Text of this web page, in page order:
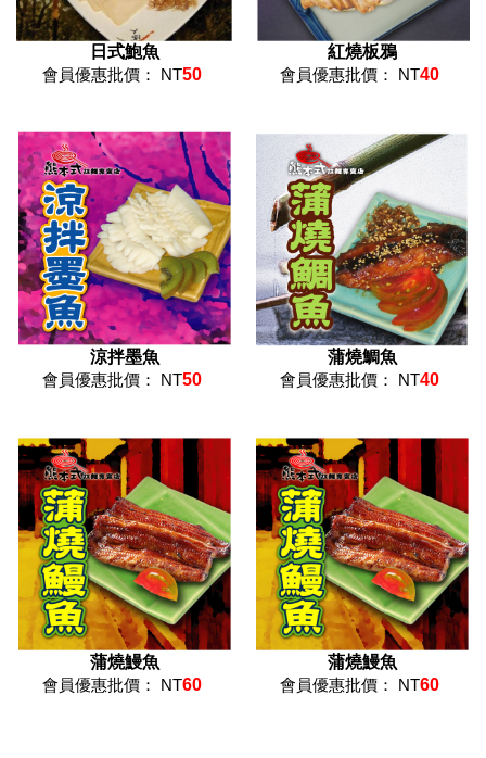
日式鮑魚
會員優惠批價： NT50
紅燒板鴉
會員優惠批價： NT40
涼拌墨魚
會員優惠批價： NT50
蒲燒鯛魚
會員優惠批價： NT40
蒲燒鰻魚
會員優惠批價： NT60
蒲燒鰻魚
會員優惠批價： NT60